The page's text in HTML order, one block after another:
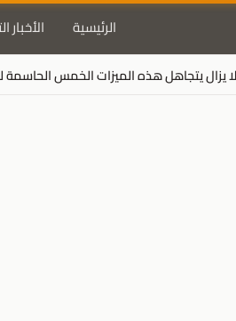
الرئيسية الأخبار